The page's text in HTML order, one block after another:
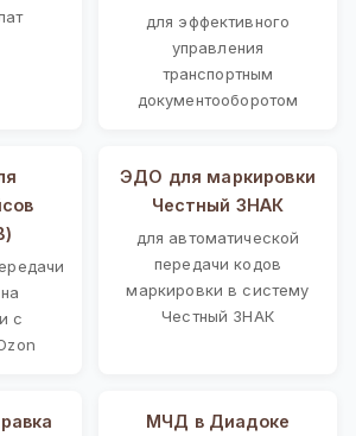
для эффективного
управления
транспортным
документооборотом
с
ЭДО для маркировки
Честный ЗНАК
для автоматической
передачи кодов
маркировки в систему
Честный ЗНАК
МЧД в Диадоке